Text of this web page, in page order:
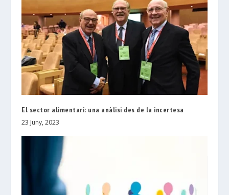
El sector alimentari: una anàlisi des de la incertesa
23 Juny, 2023